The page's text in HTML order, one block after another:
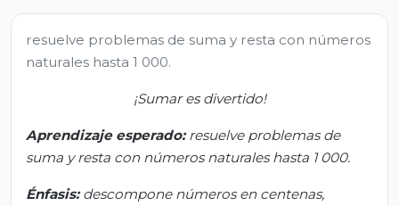
resuelve problemas de suma y resta con números
naturales hasta 1 000.
¡Sumar es divertido!
Aprendizaje esperado: resuelve problemas de
suma y resta con números naturales hasta 1 000.
Énfasis: descompone números en centenas,